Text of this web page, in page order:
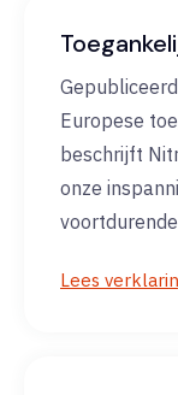
Europese
beschrijft
onze
Lees